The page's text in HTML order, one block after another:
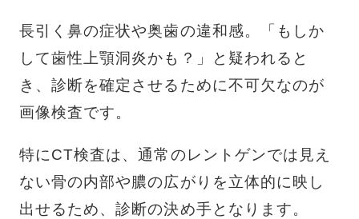
長引く鼻の症状や奥歯の違和感。「もしか
して歯性上顎洞炎かも？」と疑われると
き、診断を確定させるために不可欠なのが
画像検査です。
特にCT検査は、通常のレントゲンでは見え
ない骨の内部や膿の広がりを立体的に映し
出せるため、診断の決め手となります。